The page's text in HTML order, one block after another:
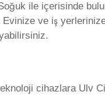
ile içerisinde
Evinize ve iş
cihazlara Ulv